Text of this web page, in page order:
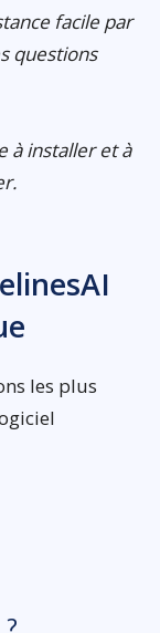
facile par
questions
à installer et à
les plus